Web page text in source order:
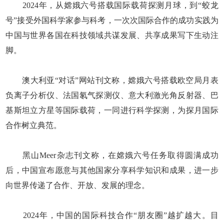
2024年，从嫦娥六号搭载国际载荷探测月球，到“蛟龙
号”接受外国科学家参与科考，一次次国际合作的成功实践为
中国与世界各国在科技领域共谋发展、共享成果写下生动注
脚。
澳大利亚“对话”网站刊文称，嫦娥六号搭载欧空局月表
负离子分析仪、法国氡气探测仪、意大利激光角反射器、巴
基斯坦立方星等国际载荷，一同进行科学探测，为探月国际
合作树立典范。
黑山Meer杂志刊文称，在嫦娥六号任务取得圆满成功
后，中国宣布愿意与其他国家分享科学知识和成果，进一步
向世界传递了合作、开放、发展的理念。
2024年，中国的国际科技合作“朋友圈”越扩越大。目